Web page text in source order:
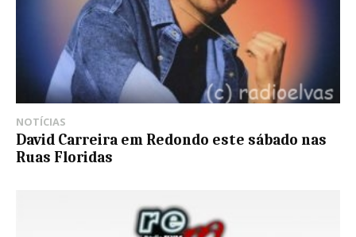
NOTÍCIAS
David Carreira em Redondo este sábado nas
Ruas Floridas